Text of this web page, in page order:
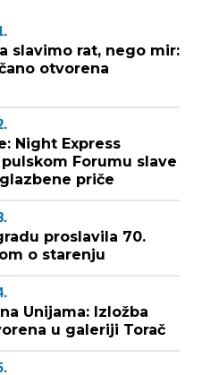
slavimo rat, nego mir:
otvorena
Night Express
Forumu slave
priče
proslavila 70.
o starenju
Unijama: Izložba
u galeriji Torač